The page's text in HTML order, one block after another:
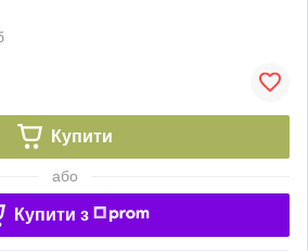
Купити
або
Купити з